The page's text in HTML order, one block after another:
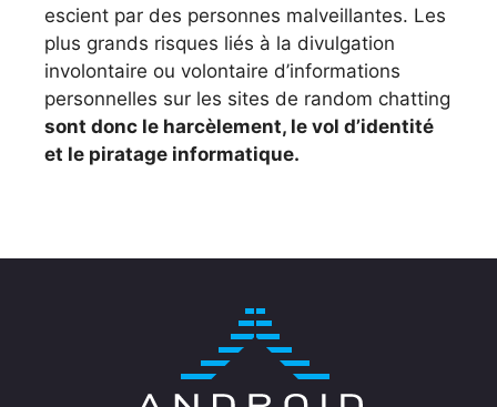
escient par des personnes malveillantes. Les
plus grands risques liés à la divulgation
involontaire ou volontaire d’informations
personnelles sur les sites de random chatting
sont donc le harcèlement, le vol d’identité
et le piratage informatique.